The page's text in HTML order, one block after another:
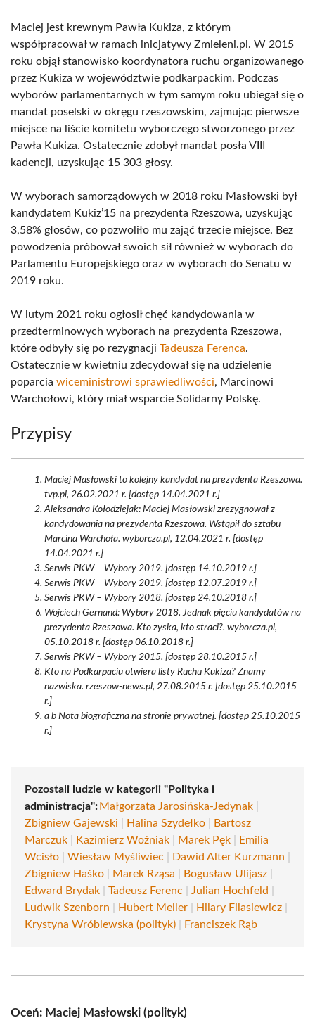
Maciej jest krewnym Pawła Kukiza, z którym
współpracował w ramach inicjatywy Zmieleni.pl. W 2015
roku objął stanowisko koordynatora ruchu organizowanego
przez Kukiza w województwie podkarpackim. Podczas
wyborów parlamentarnych w tym samym roku ubiegał się o
mandat poselski w okręgu rzeszowskim, zajmując pierwsze
miejsce na liście komitetu wyborczego stworzonego przez
Pawła Kukiza. Ostatecznie zdobył mandat posła VIII
kadencji, uzyskując 15 303 głosy.
W wyborach samorządowych w 2018 roku Masłowski był
kandydatem Kukiz’15 na prezydenta Rzeszowa, uzyskując
3,58% głosów, co pozwoliło mu zająć trzecie miejsce. Bez
powodzenia próbował swoich sił również w wyborach do
Parlamentu Europejskiego oraz w wyborach do Senatu w
2019 roku.
W lutym 2021 roku ogłosił chęć kandydowania w
przedterminowych wyborach na prezydenta Rzeszowa,
które odbyły się po rezygnacji Tadeusza Ferenca.
Ostatecznie w kwietniu zdecydował się na udzielenie
poparcia wiceministrowi sprawiedliwości, Marcinowi
Warchołowi, który miał wsparcie Solidarny Polskę.
Przypisy
Maciej Masłowski to kolejny kandydat na prezydenta Rzeszowa.
tvp.pl, 26.02.2021 r. [dostęp 14.04.2021 r.]
Aleksandra Kołodziejak: Maciej Masłowski zrezygnował z
kandydowania na prezydenta Rzeszowa. Wstąpił do sztabu
Marcina Warchoła. wyborcza.pl, 12.04.2021 r. [dostęp
14.04.2021 r.]
Serwis PKW – Wybory 2019. [dostęp 14.10.2019 r.]
Serwis PKW – Wybory 2019. [dostęp 12.07.2019 r.]
Serwis PKW – Wybory 2018. [dostęp 24.10.2018 r.]
Wojciech Gernand: Wybory 2018. Jednak pięciu kandydatów na
prezydenta Rzeszowa. Kto zyska, kto straci?. wyborcza.pl,
05.10.2018 r. [dostęp 06.10.2018 r.]
Serwis PKW – Wybory 2015. [dostęp 28.10.2015 r.]
Kto na Podkarpaciu otwiera listy Ruchu Kukiza? Znamy
nazwiska. rzeszow-news.pl, 27.08.2015 r. [dostęp 25.10.2015
r.]
a b Nota biograficzna na stronie prywatnej. [dostęp 25.10.2015
r.]
Pozostali ludzie w kategorii "Polityka i
administracja": Małgorzata Jarosińska-Jedynak
Zbigniew Gajewski
Halina Szydełko
Bartosz
Marczuk
Kazimierz Woźniak Marek Pęk
Emilia
Wcisło
Wiesław Myśliwiec Dawid Alter Kurzmann
Zbigniew Haśko
Marek Rząsa Bogusław Ulijasz
Edward Brydak
Tadeusz Ferenc Julian Hochfeld
Ludwik Szenborn
Hubert Meller Hilary Filasiewicz
Krystyna Wróblewska (polityk)
Franciszek Rąb
Oceń: Maciej Masłowski (polityk)